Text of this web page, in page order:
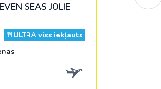
SEAS JOLIE
ULTRA viss iekļauts